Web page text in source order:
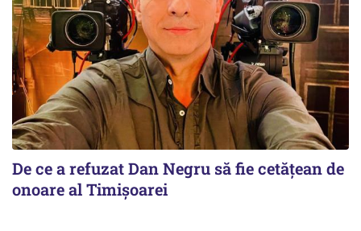
De ce a refuzat Dan Negru să fie cetățean de
onoare al Timișoarei